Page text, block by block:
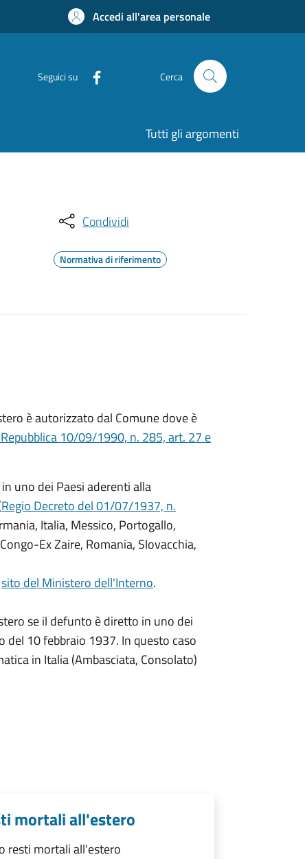
Accedi all'area personale
Seguici su Cerca
Tutti gli argomenti
Condividi
Normativa di riferimento
è autorizzato dal Comune dove è
10/09/1990, n. 285, art. 27 e
uno dei Paesi aderenti alla
Regio Decreto del 01/07/1937, n.
Italia, Messico, Portogallo,
Ex Zaire, Romania, Slovacchia,
sito del Ministero dell'Interno.
se il defunto è diretto in uno dei
del 10 febbraio 1937. In questo caso
in Italia (Ambasciata, Consolato)
mortali all'estero
resti mortali all'estero